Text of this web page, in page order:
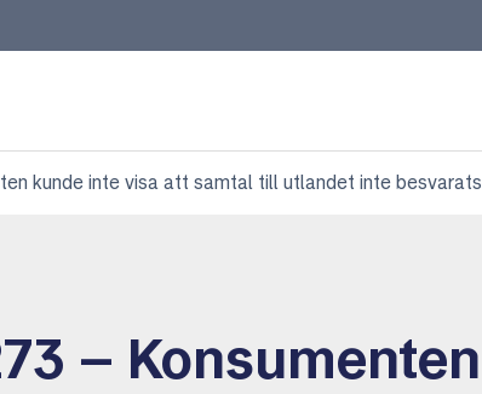
kunde inte visa att samtal till utlandet inte besvarats
– Konsumenten